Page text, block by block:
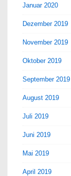
Januar 2020
Dezember 2019
November 2019
Oktober 2019
September 2019
August 2019
Juli 2019
Juni 2019
Mai 2019
April 2019